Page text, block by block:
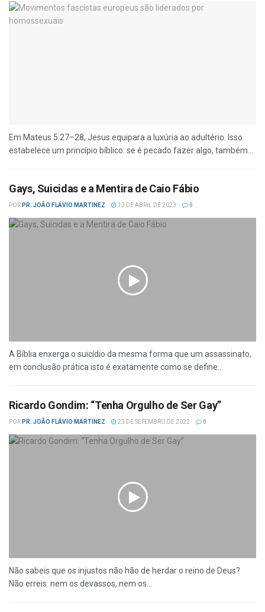
Em Mateus 5:27–28, Jesus equipara a luxúria ao adultério. Isso
estabelece um princípio bíblico: se é pecado fazer algo, também...
Gays, Suicidas e a Mentira de Caio Fábio
POR PR. JOÃO FLÁVIO MARTINEZ 13 DE ABRIL DE 2023 0
A Bíblia enxerga o suicídio da mesma forma que um assassinato,
em conclusão prática isto é exatamente como se define...
Ricardo Gondim: “Tenha Orgulho de Ser Gay”
POR PR. JOÃO FLÁVIO MARTINEZ 23 DE SETEMBRO DE 2022 0
Não sabeis que os injustos não hão de herdar o reino de Deus?
Não erreis: nem os devassos, nem os...